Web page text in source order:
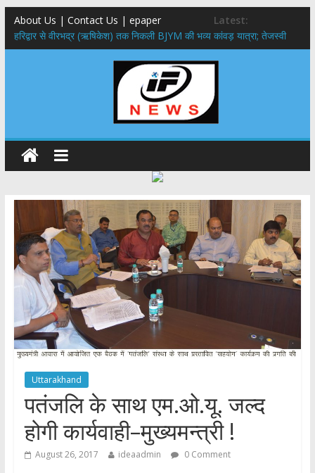
About Us | Contact Us | epaper
Latest:
​हरिद्वार से वीरभद्र (ऋषिकेश) तक निकली BJYM की भव्य कांवड़ यात्रा; तेजस्वी
सूर्या ने की देश व प्रदेशवासियों के कल्याण की कामना
नंदा की चौकी पुल हादसा: PWD के EE, AE और JE निलंबित, सीएम धामी के निर्देश
मुख्यमंत्री ने 9 लाख 87 हजार17 पेंशन लाभार्थियों को कुल 146 करोड़ 32 लाख
राष्ट्रीय हथकरघा दिवस पर मुख्यमंत्री धामी ने उत्कृष्ट बुनकरों और हस्तशिल्प
कारीगरों को किया सम्मानित
​धामी कैबिनेट का बड़ा फैसला: पशुपालकों को 60% तक सब्सिडी, गंगा एक्सप्रेसवे का
हरिद्वार तक होगा विस्तार
Uttarakhand
पतंजलि के साथ एम.ओ.यू. जल्द
होगी कार्यवाही–मुख्यमन्त्री !
August 26, 2017 ideaadmin 0 Comment